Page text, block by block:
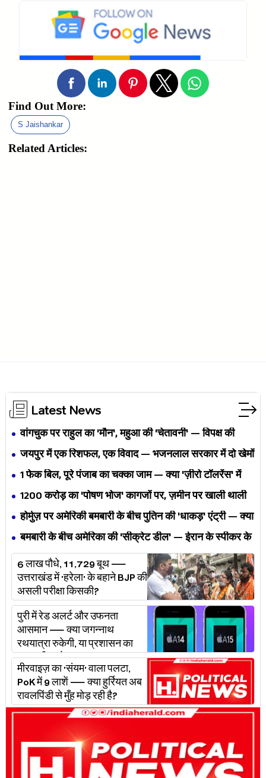
Find Out More:
S Jaishankar
Related Articles:
Latest News
वांगचुक पर राहुल का 'मौन', महुआ की 'चेतावनी' — विपक्ष की
एकता BJP का नैरेटिव बदलने से पहले बिखर रही है?
जयपुर में एक रिशफल, एक विवाद — भजनलाल सरकार में दो खेमों
की जंग अब छुपेगी कैसे?
1 फेक बिल, पूरे पंजाब का चक्का जाम — क्या 'ज़ीरो टॉलरेंस' में
अपनी ही यूनियनों से घिर गए भगवंत मान?
₹1200 करोड़ का 'पोषण भोज' कागजों पर, ज़मीन पर खाली थाली
— MP के बच्चों का निवाला कौन निगल रहा है?
होर्मुज़ पर अमेरिकी बमबारी के बीच पुतिन की 'धाकड़' एंट्री — क्या
ट्रंप-ईरान की जंग अब महायुद्ध बनेगी?
बमबारी के बीच अमेरिका की 'सीक्रेट डील' — ईरान के स्पीकर के
खुलासे ने असली खेल बेनक़ाब किया?
6 लाख पौधे, 11,729 बूथ —
उत्तराखंड में 'हरेला' के बहाने BJP की
असली परीक्षा किसकी?
पुरी में रेड अलर्ट और उफनता
आसमान — क्या जगन्नाथ
रथयात्रा रुकेगी, या प्रशासन का
'प्लान बी' चलेगा?
मीरवाइज़ का 'संयम' वाला पलटा,
PoK में 9 लाशें — क्या हुर्रियत अब
रावलपिंडी से मुँह मोड़ रही है?